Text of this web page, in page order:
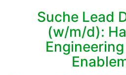
Suche Lead
(w/m/d):
Engineering